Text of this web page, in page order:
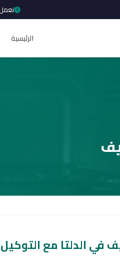
نعمل
الرئيسية
في الدلتا مع التوكيل